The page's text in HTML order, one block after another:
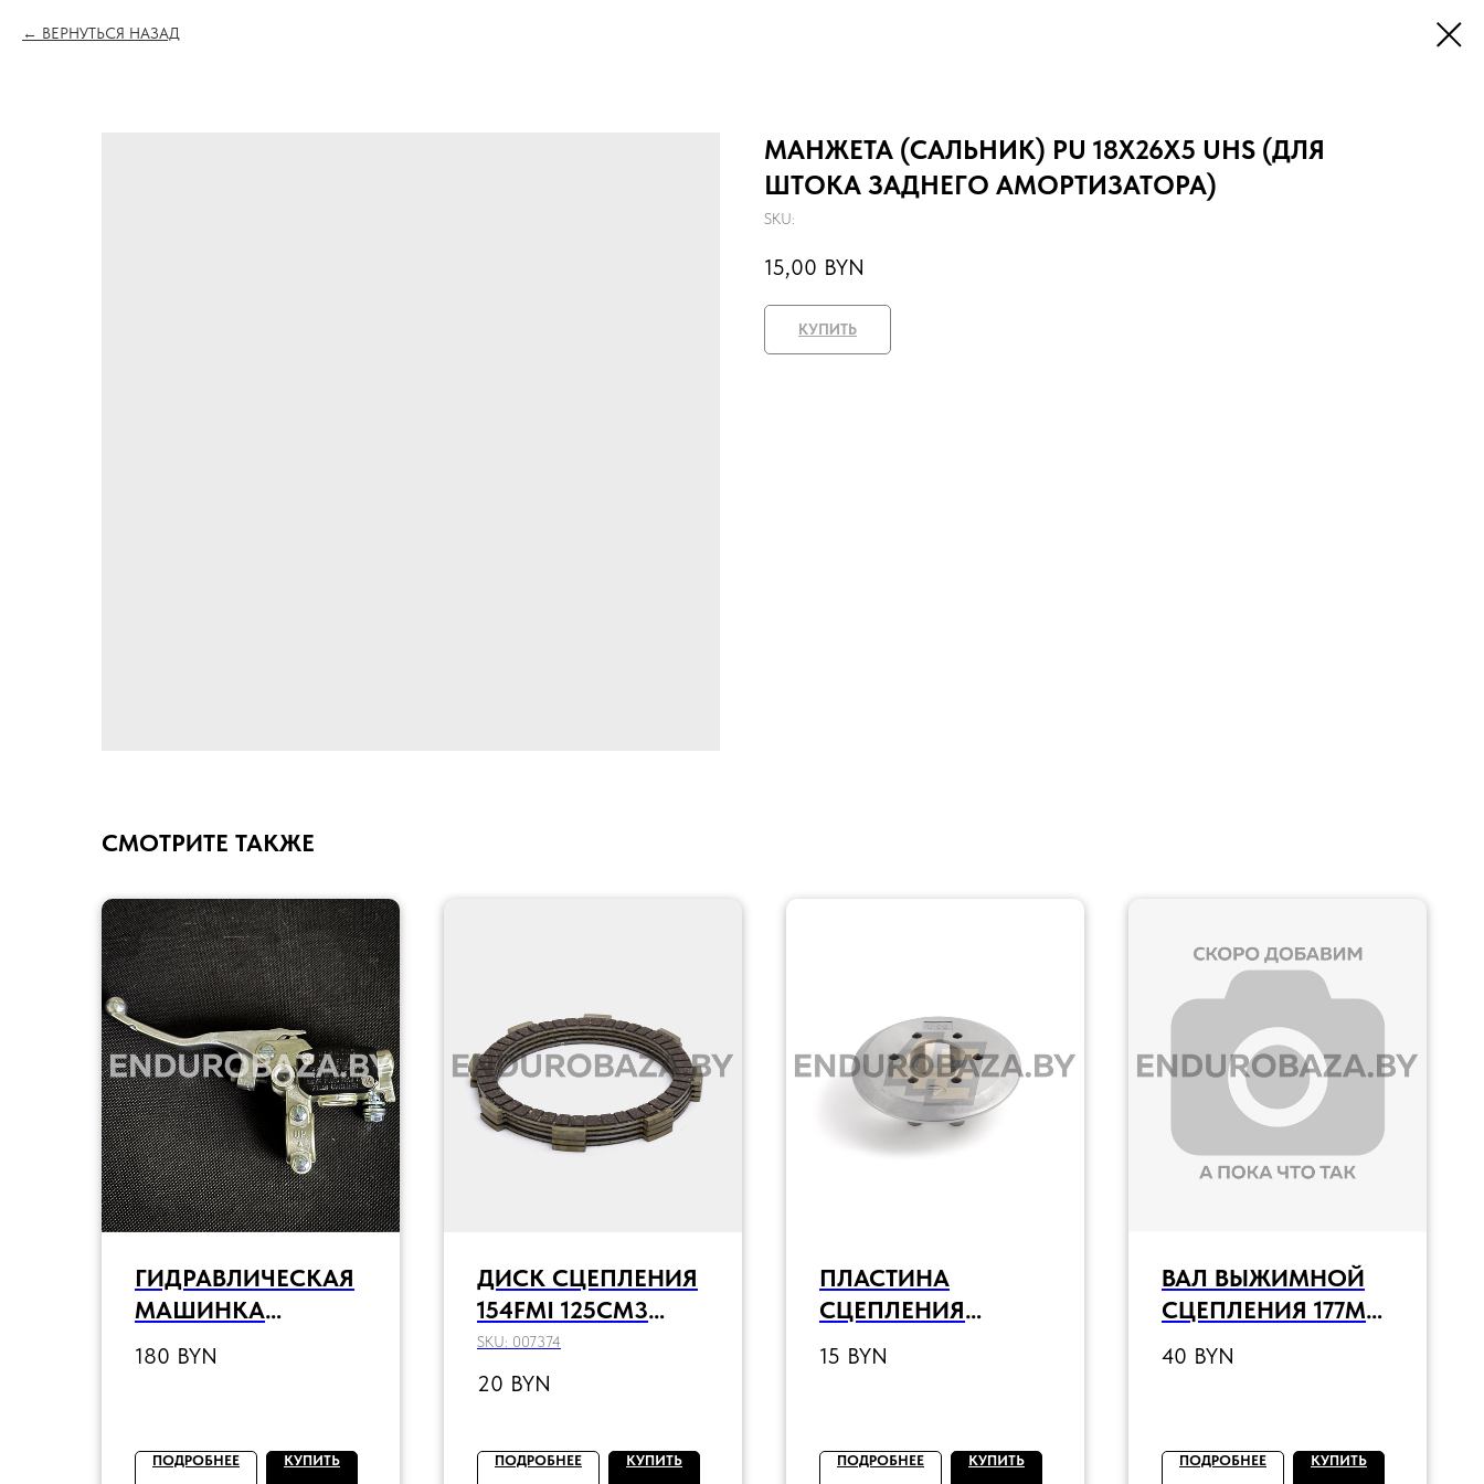
ВЕРНУТЬСЯ НАЗАД
МАНЖЕТА (САЛЬНИК) PU 18X26X5 UHS (ДЛЯ
ШТОКА ЗАДНЕГО АМОРТИЗАТОРА)
SKU:
15,00 BYN
КУПИТЬ
СМОТРИТЕ ТАКЖЕ
ГИДРАВЛИЧЕСКАЯ
МАШИНКА
СЦЕПЛЕНИЯ Z-HUA
(BREMBO)
180 BYN
ПОДРОБНЕЕ КУПИТЬ
ДИСК СЦЕПЛЕНИЯ
154FMI 125СМ3
(КОМПЛ=4ШТ)
SKU: 007374
20 BYN
ПОДРОБНЕЕ КУПИТЬ
ПЛАСТИНА
СЦЕПЛЕНИЯ
ПРИЖИМНАЯ
ZS172FMM
15 BYN
ПОДРОБНЕЕ КУПИТЬ
ВАЛ ВЫЖИМНОЙ
СЦЕПЛЕНИЯ 177MM
ZS182MN
40 BYN
ПОДРОБНЕЕ КУПИТЬ